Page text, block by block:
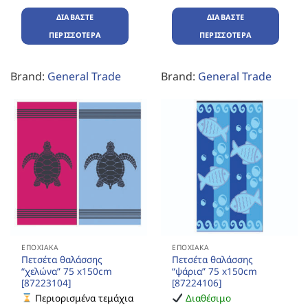
ΔΙΑΒΆΣΤΕ
ΠΕΡΙΣΣΌΤΕΡΑ
Brand: General Trade
ΔΙΑΒΆΣΤΕ
ΠΕΡΙΣΣΌΤΕΡΑ
Brand: General Trade
ΕΠΟΧΙΑΚΆ
Πετσέτα θαλάσσης
“χελώνα” 75 x150cm
[87223104]
Περιορισμένα τεμάχια
ΕΠΟΧΙΑΚΆ
Πετσέτα θαλάσσης
“ψάρια” 75 x150cm
[87224106]
Διαθέσιμο